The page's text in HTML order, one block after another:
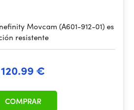
Movcam (A601-912-01) es
resistente
120.99 €
COMPRAR